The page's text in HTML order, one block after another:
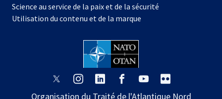
nouvel
onglet
Science au service de la paix et de la sécurité
Utilisation du contenu et de la marque
s’ouvres’ouvres’ouvres’ouvres’ouvre
Organisation du Traité de l'Atlantique Nord